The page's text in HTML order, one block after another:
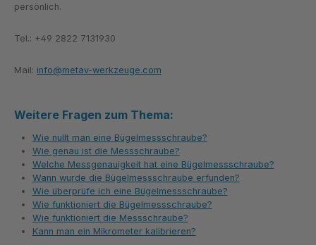
persönlich.
Tel.: +49 2822 7131930
Mail: info@metav-werkzeuge.com
Weitere Fragen zum Thema:
Wie nullt man eine Bügelmessschraube?
Wie genau ist die Messschraube?
Welche Messgenauigkeit hat eine Bügelmessschraube?
Wann wurde die Bügelmessschraube erfunden?
Wie überprüfe ich eine Bügelmessschraube?
Wie funktioniert die Bügelmessschraube?
Wie funktioniert die Messschraube?
Kann man ein Mikrometer kalibrieren?